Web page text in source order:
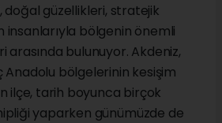
doğal güzellikleri, stratejik
insanlarıyla bölgenin önemli
bulunuyor. Akdeniz,
Anadolu bölgelerinin kesişim
ilçe, tarih boyunca birçok
yaparken günümüzde de